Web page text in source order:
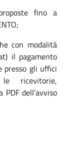
fino a
con modalità
il pagamento
presso gli uffici
ricevitorie,
dell’avviso